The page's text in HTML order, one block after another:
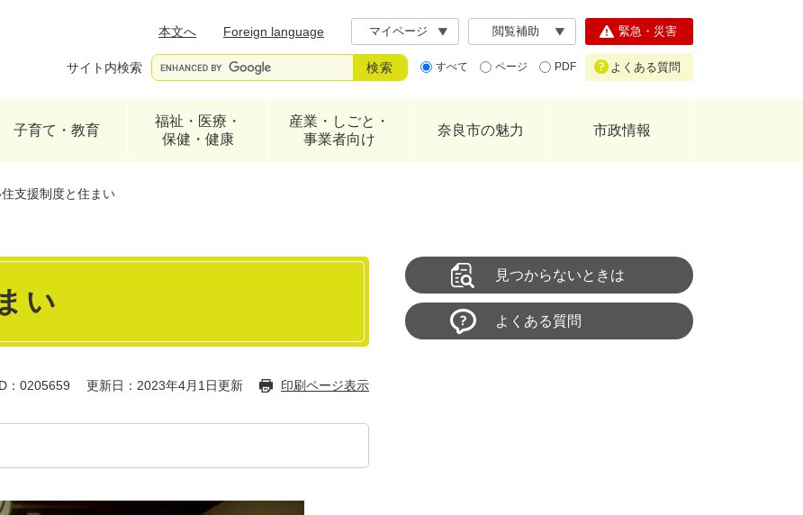
本文へ
Foreign language マイページ 閲覧補助
サイト内検索 すべて ページ PDF
緊急・災害
よくある質問
子育て・教育
福祉・医療・
保健・健康
産業・しごと・
事業者向け
奈良市の魅力 市政情報
支援制度と住まい
い
：0205659 更新日：2023年4月1日更新 印刷ページ表示
見つからないときは
よくある質問